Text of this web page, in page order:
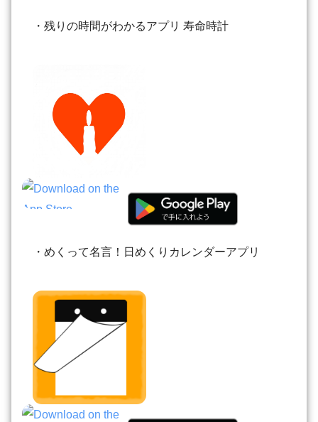
・残りの時間がわかるアプリ 寿命時計
・めくって名言！日めくりカレンダーアプリ